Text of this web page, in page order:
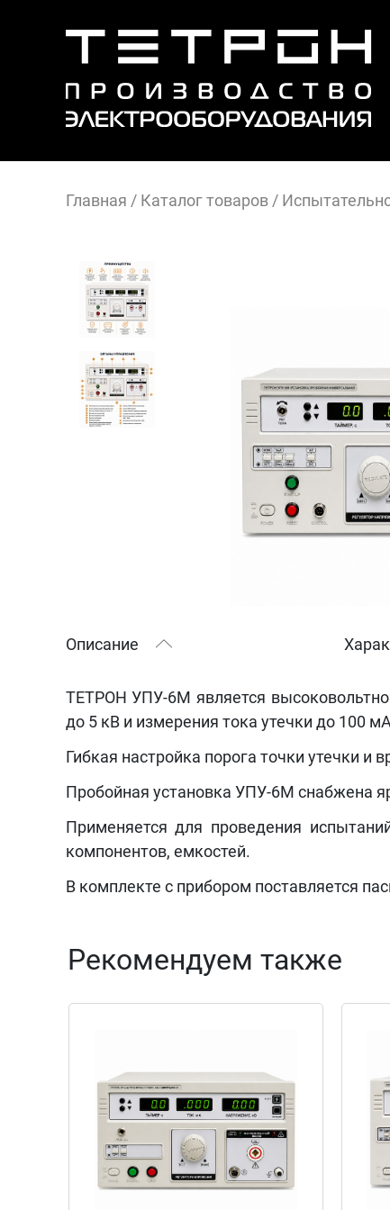
Главная / Каталог товаров/
Описание
ТЕТРОН УПУ-6М является
до 5 кВ и измерения тока утечки до 100
Гибкая настройка порога точки утечки и
Пробойная установка УПУ-6М снабжена
Применяется для проведения
компонентов, емкостей.
В комплекте с прибором поставляется
Рекомендуем также